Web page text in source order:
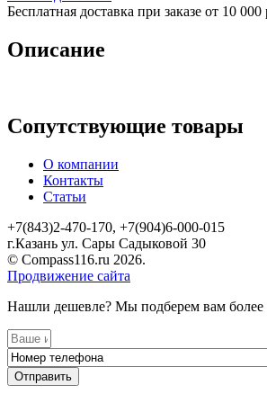
Бесплатная доставка при заказе от 10
Описание
Сопутствующие товары
О компании
Контакты
Статьи
+7(843)2-470-170, +7(904)6-000-015
г.Казань ул. Сары Садыковой 30
© Compass116.ru 2026.
Продвижение сайта
Нашли дешевле? Мы подберем вам более